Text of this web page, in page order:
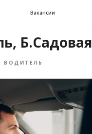
Вакансии
Б.Садовая
ВОДИТЕЛЬ